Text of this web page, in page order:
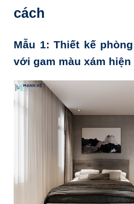
cách
Mẫu 1: Thiết kế
với gam màu xám hiện